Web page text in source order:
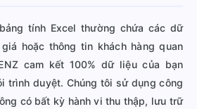
tính Excel thường chứa các dữ
hoặc thông tin khách hàng quan
cam kết 100% dữ liệu của bạn
trình duyệt. Chúng tôi sử dụng công
có bất kỳ hành vi thu thập, lưu trữ